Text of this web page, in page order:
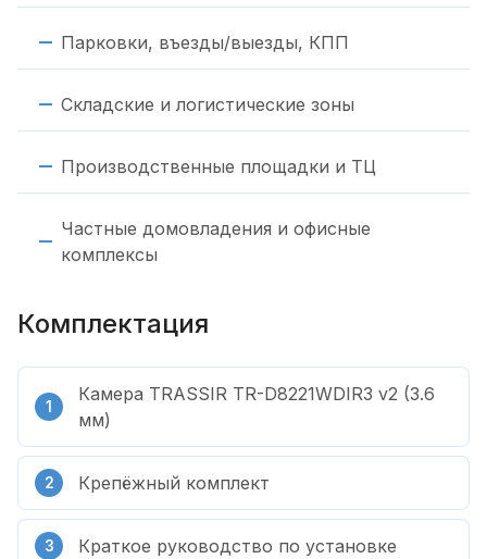
Парковки, въезды/выезды, КПП
Складские и логистические зоны
Производственные площадки и ТЦ
Частные домовладения и офисные
комплексы
Комплектация
Камера TRASSIR TR-D8221WDIR3 v2 (3.6
мм)
Крепёжный комплект
Краткое руководство по установке